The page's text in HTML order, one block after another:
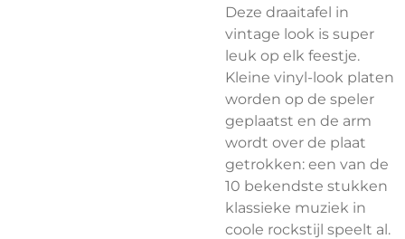
Deze draaitafel in
vintage look is super
leuk op elk feestje.
Kleine vinyl-look platen
worden op de speler
geplaatst en de arm
wordt over de plaat
getrokken: een van de
10 bekendste stukken
klassieke muziek in
coole rockstijl speelt al.